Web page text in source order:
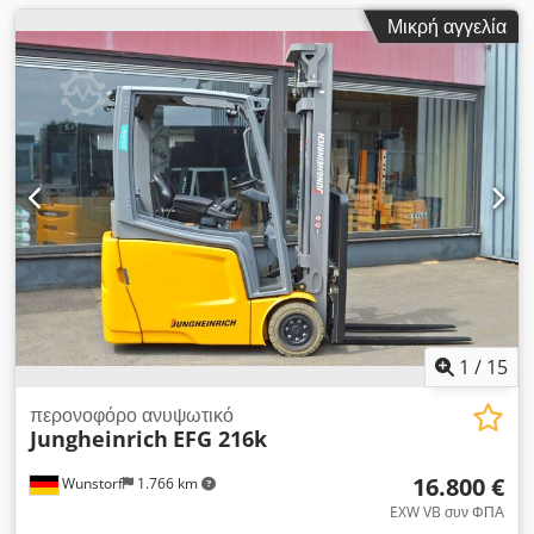
Έλεγχος και νέα UVV Πλευρική μετατόπιση, 3η βαλβίδα,
εμπρός προβολείς, οροφή, μπροστινό παρμπρίζ, ημι-καμπίνα,
προστατευτικό φορτίου, STVZO, πλήρης καμπίνα, joystick, 3-
τροχο, λειτουργία 2 πεντάλ, joystick (Duo-Pilot), κάθισμα Ultra
Comfort (ύφασμα), ηλεκτρική διεύθυνση, ηλεκτρικό φρένο,
πολυχρωματική οθόνη, πλήκτρο επιλογών, καθρέπτης
οπισθοπορείας, η μπαταρία μπορεί να αναγεννηθεί κατόπιν
αιτήματος (με επιπλέον χρέωση)
Μικρή αγγελία
1 / 15
Wunstorf 1.766 km
περονοφόρο ανυψωτικό
Jungheinrich EFG 216k
16.800 €
EXW VB συν ΦΠΑ